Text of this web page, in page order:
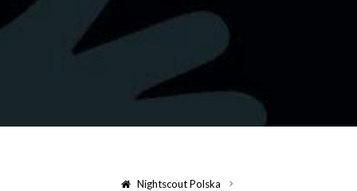
Nightscout Polska